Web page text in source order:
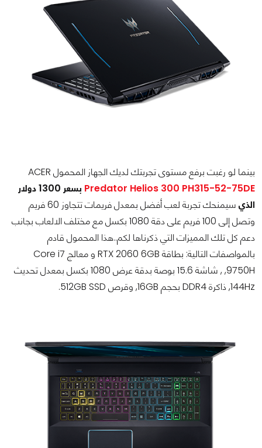
بينما لو رغبت برفع مستوى تجربتك لديك الجهاز المحمول ACER
Predator Helios 300 PH315-52-75DE
بسعر 1300 دولار
الذي
سيمنحك تجربة لعب أفضل بمعدل فريمات تتجاوز 60 فريم
وتصل إلى 100 فريم على دقة 1080 بكسل مع مختلف الالعاب بجانب
دعم كل تلك المميزات التي ذكرناها لكم..هذا المحمول قادم
بالمواصفات التالية: بطاقة RTX 2060 6GB و معالج Core i7
9750H, , شاشة 15.6 بوصة بدقة عرض 1080 بكسل بمعدل تحديث
144Hz, ذاكرة DDR4 بحجم 16GB, وقرص 512GB SSD.